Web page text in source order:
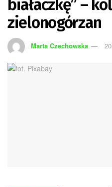
białaczkę” –
zielonogórzan
Marta Czechowska